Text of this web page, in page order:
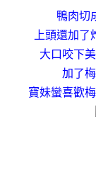
鴨肉切
上頭還加了
大口咬下
加了
寶妹蠻喜歡